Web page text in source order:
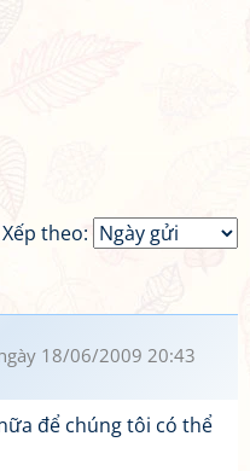
Xếp theo:
18/06/2009 20:43
để chúng tôi có thể